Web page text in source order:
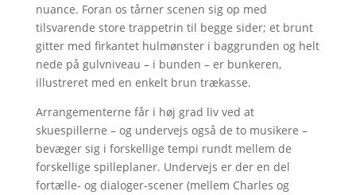
nuance. Foran os tårner scenen sig op med
tilsvarende store trappetrin til begge sider; et brunt
gitter med firkantet hulmønster i baggrunden og helt
nede på gulvniveau – i bunden – er bunkeren,
illustreret med en enkelt brun trækasse.
Arrangementerne får i høj grad liv ved at
skuespillerne – og undervejs også de to musikere –
bevæger sig i forskellige tempi rundt mellem de
forskellige spilleplaner. Undervejs er der en del
fortælle- og dialoger-scener (mellem Charles og